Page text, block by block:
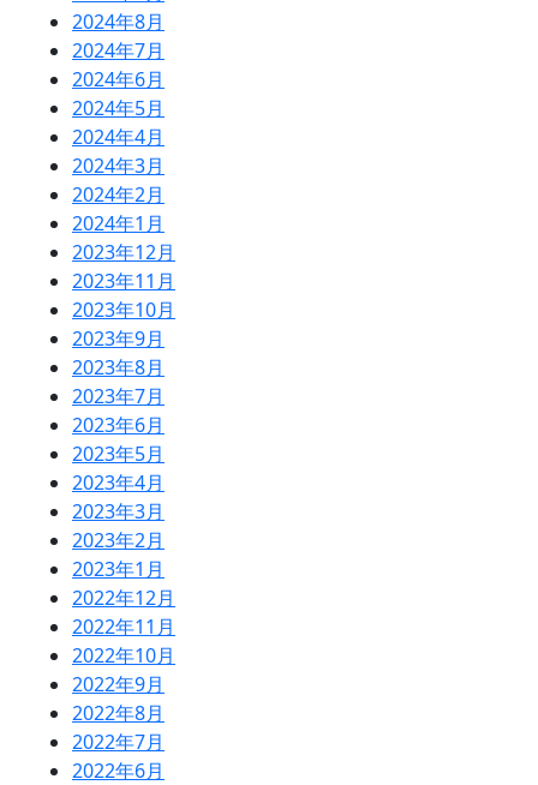
2024年8月
2024年7月
2024年6月
2024年5月
2024年4月
2024年3月
2024年2月
2024年1月
2023年12月
2023年11月
2023年10月
2023年9月
2023年8月
2023年7月
2023年6月
2023年5月
2023年4月
2023年3月
2023年2月
2023年1月
2022年12月
2022年11月
2022年10月
2022年9月
2022年8月
2022年7月
2022年6月